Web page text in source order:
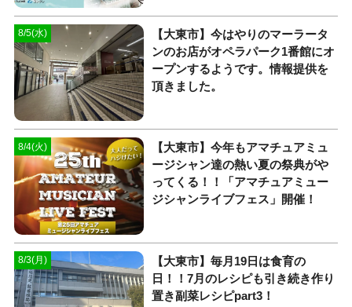
8/5(水)
【大東市】今はやりのマーラータ
ンのお店がオペラパーク1番館にオ
ープンするようです。情報提供を
頂きました。
8/4(火)
【大東市】今年もアマチュアミュ
ージシャン達の熱い夏の祭典がや
ってくる！！「アマチュアミュー
ジシャンライブフェス」開催！
8/3(月)
【大東市】毎月19日は食育の
日！！7月のレシピも引き続き作り
置き副菜レシピpart3！